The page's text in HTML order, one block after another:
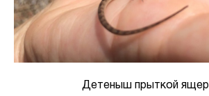
Детеныш прыткой